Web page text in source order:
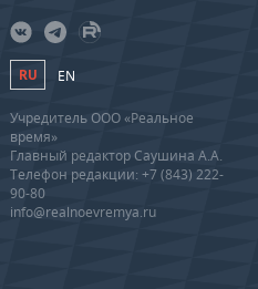
RU EN
Учредитель ООО «Реальное
время»
Главный редактор Саушина А.А.
Телефон редакции: +7 (843) 222-
90-80
info@realnoevremya.ru